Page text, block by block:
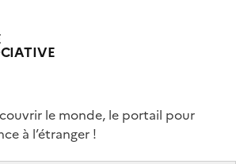
le monde, le portail pour
à l’étranger !